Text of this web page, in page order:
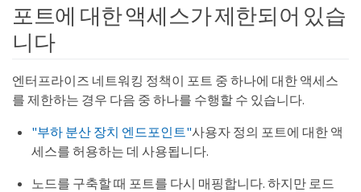
포트에 대한 액세스가 제한되어 있습
니다
엔터프라이즈 네트워킹 정책이 포트 중 하나에 대한 액세스
를 제한하는 경우 다음 중 하나를 수행할 수 있습니다.
"부하 분산 장치 엔드포인트"사용자 정의 포트에 대한 액
세스를 허용하는 데 사용됩니다.
노드를 구축할 때 포트를 다시 매핑합니다. 하지만 로드